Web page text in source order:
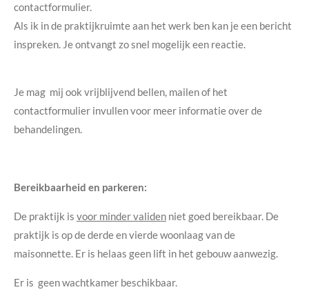
contactformulier.
Als ik in de praktijkruimte aan het werk ben kan je een bericht
inspreken. Je ontvangt zo snel mogelijk een reactie.
Je mag mij ook vrijblijvend bellen, mailen of het
contactformulier invullen voor meer informatie over de
behandelingen.
Bereikbaarheid en parkeren:
De praktijk is voor minder validen niet goed bereikbaar. De
praktijk is op de derde en vierde woonlaag van de
maisonnette. Er is helaas geen lift in het gebouw aanwezig.
Er is geen wachtkamer beschikbaar.